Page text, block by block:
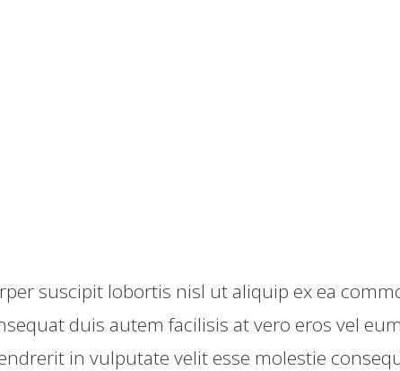
suscipit lobortis nisl ut aliquip ex ea
duis autem facilisis at vero eros vel
in vulputate velit esse molestie